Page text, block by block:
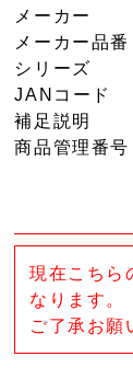
メーカー
メーカー品番
シリーズ
JANコード
補足説明
商品管理番号
現在こちら
なります。
ご了承お願